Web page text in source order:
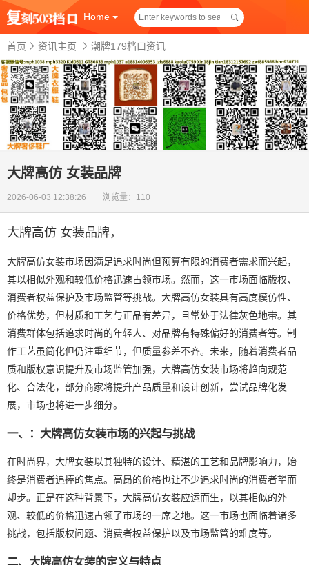
Home
首页 资讯主页 潮牌179档口资讯
大牌高仿 女装品牌
2026-06-03 12:38:26 浏览量：110
大牌高仿 女装品牌，
大牌高仿女装市场因满足追求时尚但预算有限的消费者需求而兴起，
其以相似外观和较低价格迅速占领市场。然而，这一市场面临版权、
消费者权益保护及市场监管等挑战。大牌高仿女装具有高度模仿性、
价格优势，但材质和工艺与正品有差异，且常处于法律灰色地带。其
消费群体包括追求时尚的年轻人、对品牌有特殊偏好的消费者等。制
作工艺虽简化但仍注重细节，但质量参差不齐。未来，随着消费者品
质和版权意识提升及市场监管加强，大牌高仿女装市场将趋向规范
化、合法化，部分商家将提升产品质量和设计创新，尝试品牌化发
展，市场也将进一步细分。
一、：大牌高仿女装市场的兴起与挑战
在时尚界，大牌女装以其独特的设计、精湛的工艺和品牌影响力，始
终是消费者追捧的焦点。高昂的价格也让不少追求时尚的消费者望而
却步。正是在这种背景下，大牌高仿女装应运而生，以其相似的外
观、较低的价格迅速占领了市场的一席之地。这一市场也面临着诸多
挑战，包括版权问题、消费者权益保护以及市场监管的难度等。
二、大牌高仿女装的定义与特点